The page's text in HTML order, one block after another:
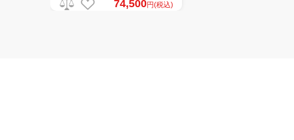
74,500円(税込)